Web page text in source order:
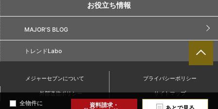
全物件に
資料請求・
お役立ち情報
MAJOR'S BLOG
トレンドLabo
メジャーセブンについて プライバシーポリシー
外部送信ポリシー サイトマップ